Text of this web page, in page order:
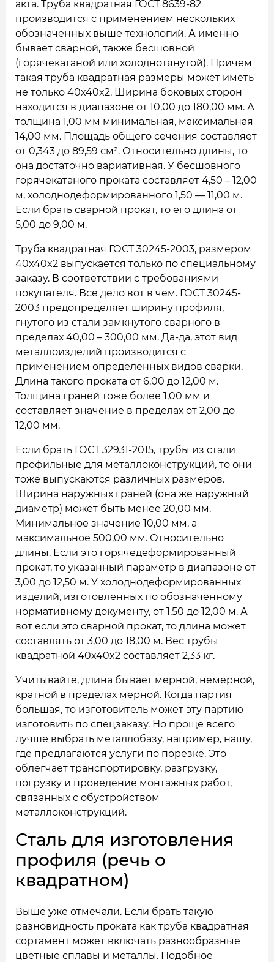
акта. Труба квадратная ГОСТ 8639-82
производится с применением нескольких
обозначенных выше технологий. А именно
бывает сварной, также бесшовной
(горячекатаной или холоднотянутой). Причем
такая труба квадратная размеры может иметь
не только 40x40x2. Ширина боковых сторон
находится в диапазоне от 10,00 до 180,00 мм. А
толщина 1,00 мм минимальная, максимальная
14,00 мм. Площадь общего сечения составляет
от 0,343 до 89,59 см². Относительно длины, то
она достаточно вариативная. У бесшовного
горячекатаного проката составляет 4,50 – 12,00
м, холоднодеформированного 1,50 — 11,00 м.
Если брать сварной прокат, то его длина от
5,00 до 9,00 м.
Труба квадратная ГОСТ 30245-2003, размером
40x40x2 выпускается только по специальному
заказу. В соответствии с требованиями
покупателя. Все дело вот в чем. ГОСТ 30245-
2003 предопределяет ширину профиля,
гнутого из стали замкнутого сварного в
пределах 40,00 – 300,00 мм. Да-да, этот вид
металлоизделий производится с
применением определенных видов сварки.
Длина такого проката от 6,00 до 12,00 м.
Толщина граней тоже более 1,00 мм и
составляет значение в пределах от 2,00 до
12,00 мм.
Если брать ГОСТ 32931-2015, трубы из стали
профильные для металлоконструкций, то они
тоже выпускаются различных размеров.
Ширина наружных граней (она же наружный
диаметр) может быть менее 20,00 мм.
Минимальное значение 10,00 мм, а
максимальное 500,00 мм. Относительно
длины. Если это горячедеформированный
прокат, то указанный параметр в диапазоне от
3,00 до 12,50 м. У холоднодеформированных
изделий, изготовленных по обозначенному
нормативному документу, от 1,50 до 12,00 м. А
вот если это сварной прокат, то длина может
составлять от 3,00 до 18,00 м. Вес трубы
квадратной 40x40x2 составляет 2,33 кг.
Учитывайте, длина бывает мерной, немерной,
кратной в пределах мерной. Когда партия
большая, то изготовитель может эту партию
изготовить по спецзаказу. Но проще всего
лучше выбрать металлобазу, например, нашу,
где предлагаются услуги по порезке. Это
облегчает транспортировку, разгрузку,
погрузку и проведение монтажных работ,
связанных с обустройством
металлоконструкций.
Сталь для изготовления
профиля (речь о
квадратном)
Выше уже отмечали. Если брать такую
разновидность проката как труба квадратная
сортамент может включать разнообразные
цветные сплавы и металлы. Подобное